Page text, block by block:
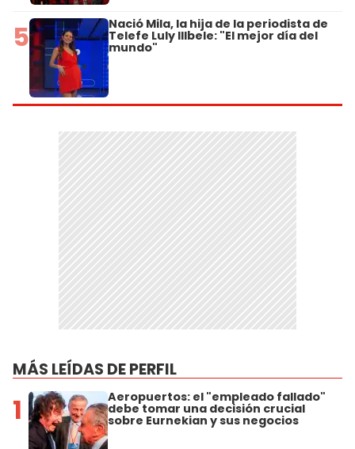
5 Nació Mila, la hija de la periodista de
Telefe Luly Illbele: "El mejor día del
mundo"
MÁS LEÍDAS DE PERFIL
1 Aeropuertos: el "empleado fallado"
debe tomar una decisión crucial
sobre Eurnekian y sus negocios